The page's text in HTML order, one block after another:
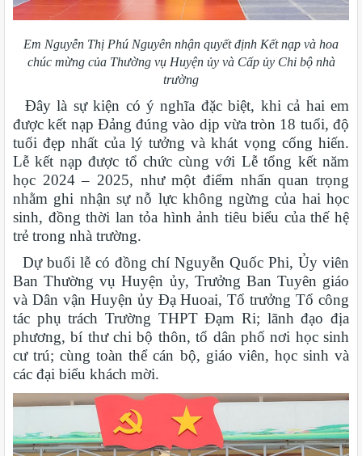
Em Nguyễn Thị Phú Nguyên nhận quyết định Kết nạp và hoa
chúc mừng của Thường vụ Huyện ủy và Cấp ủy Chi bộ nhà
trường
Đây là sự kiện có ý nghĩa đặc biệt, khi cả hai em
được kết nạp Đảng đúng vào dịp vừa tròn 18 tuổi, độ
tuổi đẹp nhất của lý tưởng và khát vọng cống hiến.
Lễ kết nạp được tổ chức cùng với Lễ tổng kết năm
học 2024 – 2025, như một điểm nhấn quan trọng
nhằm ghi nhận sự nỗ lực không ngừng của hai học
sinh, đồng thời lan tỏa hình ảnh tiêu biểu của thế hệ
trẻ trong nhà trường.
Dự buổi lễ có đồng chí Nguyễn Quốc Phi, Ủy viên
Ban Thường vụ Huyện ủy, Trưởng Ban Tuyên giáo
và Dân vận Huyện ủy Đạ Huoai, Tổ trưởng Tổ công
tác phụ trách Trường THPT Đạm Ri; lãnh đạo địa
phương, bí thư chi bộ thôn, tổ dân phố nơi học sinh
cư trú; cùng toàn thể cán bộ, giáo viên, học sinh và
các đại biểu khách mời.